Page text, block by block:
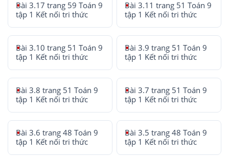
Bài 3.17 trang 59 Toán 9
tập 1 Kết nối tri thức
Bài 3.11 trang 51 Toán 9
tập 1 Kết nối tri thức
Bài 3.10 trang 51 Toán 9
tập 1 Kết nối tri thức
Bài 3.9 trang 51 Toán 9
tập 1 Kết nối tri thức
Bài 3.8 trang 51 Toán 9
tập 1 Kết nối tri thức
Bài 3.7 trang 51 Toán 9
tập 1 Kết nối tri thức
Bài 3.6 trang 48 Toán 9
tập 1 Kết nối tri thức
Bài 3.5 trang 48 Toán 9
tập 1 Kết nối tri thức